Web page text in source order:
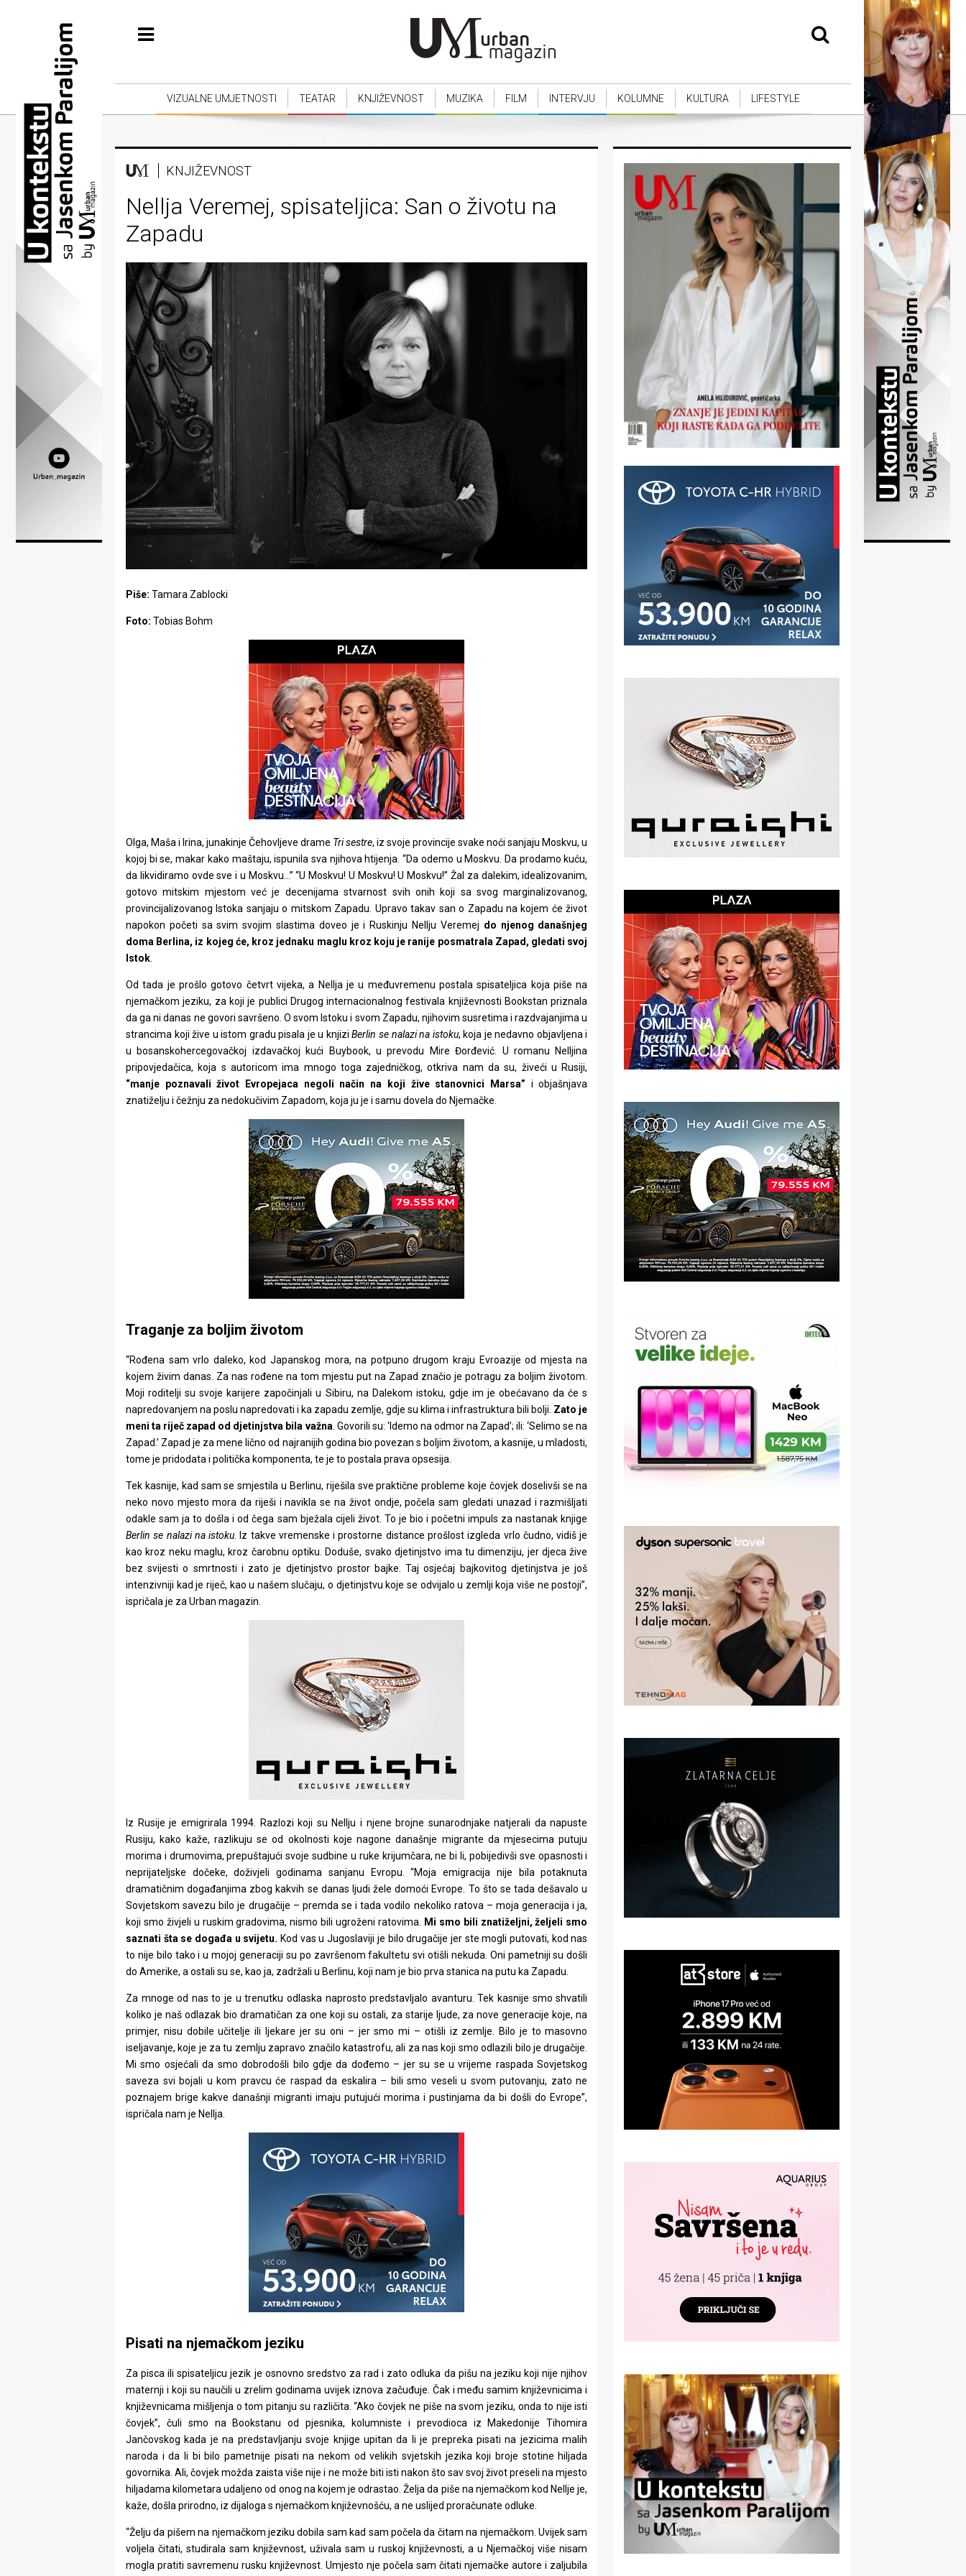
Vizualne
umjetnosti
Teatar
Književnost
Muzika
Film
Intervju
Kolumne
Lifestyle
Beauty
Zdravlje
stolom
u
VIZUALNE UMJETNOSTI TEATAR KNJIŽEVNOST MUZIKA FILM INTERVJU KOLUMNE KULTURA LIFESTYLE
KNJIŽEVNOST
Nellja Veremej, spisateljica: San o životu na
Zapadu
Piše: Tamara Zablocki
Foto: Tobias Bohm
Olga, Maša i Irina, junakinje Čehovljeve drame Tri sestre, iz svoje provincije svake noći sanjaju Moskvu, u
kojoj bi se, makar kako maštaju, ispunila sva njihova htijenja. “Da odemo u Moskvu. Da prodamo kuću,
da likvidiramo ovde sve i u Moskvu…” “U Moskvu! U Moskvu! U Moskvu!” Žal za dalekim, idealizovanim,
gotovo mitskim mjestom već je decenijama stvarnost svih onih koji sa svog marginalizovanog,
provincijalizovanog Istoka sanjaju o mitskom Zapadu. Upravo takav san o Zapadu na kojem će život
napokon početi sa svim svojim slastima doveo je i Ruskinju Nellju Veremej do njenog današnjeg
doma Berlina, iz kojeg će, kroz jednaku maglu kroz koju je ranije posmatrala Zapad, gledati svoj
Istok
Od tada je prošlo gotovo četvrt vijeka, a Nellja je u međuvremenu postala spisateljica koja piše na
njemačkom jeziku, za koji je publici Drugog internacionalnog festivala književnosti Bookstan priznala
da ga ni danas ne govori savršeno. O svom Istoku i svom Zapadu, njihovim susretima i razdvajanjima u
strancima koji žive u istom gradu pisala je u knjiziBerlin se nalazi na istoku, koja je nedavno objavljena i
u bosanskohercegovačkoj izdavačkoj kući Buybook, u prevodu Mire Đorđević. U romanu Nelljina
pripovjedačica, koja s autoricom ima mnogo toga zajedničkog, otkriva nam da su, živeći u Rusiji,
“manje poznavali život Evropejaca negoli način na koji žive stanovnici Marsa” i objašnjava
znatiželju i čežnju za nedokučivim Zapadom, koja ju je i samu dovela do Njemačke.
Traganje za boljim životom
“Rođena sam vrlo daleko, kod Japanskog mora, na potpuno drugom kraju Evroazije od mjesta na
kojem živim danas. Za nas rođene na tom mjestu put na Zapad značio je potragu za boljim životom.
Moji roditelji su svoje karijere započinjali u Sibiru, na Dalekom istoku, gdje im je obećavano da će s
napredovanjem na poslu napredovati i ka zapadu zemlje, gdje su klima i infrastruktura bili bolji. Zato je
meni ta riječ zapad od djetinjstva bila važna . Govorili su: ‘Idemo na odmor na Zapad’; ili: ‘Selimo se na
Zapad.’ Zapad je za mene lično od najranijih godina bio povezan s boljim životom, a kasnije, u mladosti,
tome je pridodata i politička komponenta, te je to postala prava opsesija.
Tek kasnije, kad sam se smjestila u Berlinu, riješila sve praktične probleme koje čovjek doselivši se na
neko novo mjesto mora da riješi i navikla se na život ondje, počela sam gledati unazad i razmišljati
odakle sam ja to došla i od čega sam bježala cijeli život. To je bio i početni impuls za nastanak knjige
Berlin se nalazi na istoku . Iz takve vremenske i prostorne distance prošlost izgleda vrlo čudno, vidiš je
kao kroz neku maglu, kroz čarobnu optiku. Doduše, svako djetinjstvo ima tu dimenziju, jer djeca žive
bez svijesti o smrtnosti i zato je djetinjstvo prostor bajke. Taj osjećaj bajkovitog djetinjstva je još
intenzivniji kad je riječ, kao u našem slučaju, o djetinjstvu koje se odvijalo u zemlji koja više ne postoji”,
ispričala je za Urban magazin.
Iz Rusije je emigrirala 1994. Razlozi koji su Nellju i njene brojne sunarodnjake natjerali da napuste
Rusiju, kako kaže, razlikuju se od okolnosti koje nagone današnje migrante da mjesecima putuju
morima i drumovima, prepuštajući svoje sudbine u ruke krijumčara, ne bi li, pobijedivši sve opasnosti i
neprijateljske dočeke, doživjeli godinama sanjanu Evropu. “Moja emigracija nije bila potaknuta
dramatičnim događanjima zbog kakvih se danas ljudi žele domoći Evrope. To što se tada dešavalo u
Sovjetskom savezu bilo je drugačije – premda se i tada vodilo nekoliko ratova – moja generacija i ja,
koji smo živjeli u ruskim gradovima, nismo bili ugroženi ratovima.
Mi smo bili znatiželjni, željeli smo
saznati šta se događa u svijetu. Kod vas u Jugoslaviji je bilo drugačije jer ste mogli putovati, kod nas
to nije bilo tako i u mojoj generaciji su po završenom fakultetu svi otišli nekuda. Oni pametniji su došli
do Amerike, a ostali su se, kao ja, zadržali u Berlinu, koji nam je bio prva stanica na putu ka Zapadu.
Za mnoge od nas to je u trenutku odlaska naprosto predstavljalo avanturu. Tek kasnije smo shvatili
koliko je naš odlazak bio dramatičan za one koji su ostali, za starije ljude, za nove generacije koje, na
primjer, nisu dobile učitelje ili ljekare jer su oni – jer smo mi – otišli iz zemlje. Bilo je to masovno
iseljavanje, koje je za tu zemlju zapravo značilo katastrofu, ali za nas koji smo odlazili bilo je drugačije.
Mi smo osjećali da smo dobrodošli bilo gdje da dođemo – jer su se u vrijeme raspada Sovjetskog
saveza svi bojali u kom pravcu će raspad da eskalira – bili smo veseli u svom putovanju, zato ne
poznajem brige kakve današnji migranti imaju putujući morima i pustinjama da bi došli do Evrope”,
ispričala nam je Nellja.
Pisati na njemačkom jeziku
Za pisca ili spisateljicu jezik je osnovno sredstvo za rad i zato odluka da pišu na jeziku koji nije njihov
maternji i koji su naučili u zrelim godinama uvijek iznova začuđuje. Čak i među samim književnicima i
književnicama mišljenja o tom pitanju su različita. “Ako čovjek ne piše na svom jeziku, onda to nije isti
čovjek”, čuli smo na Bookstanu od pjesnika, kolumniste i prevodioca iz Makedonije Tihomira
Jančovskog kada je na predstavljanju svoje knjige upitan da li je prepreka pisati na jezicima malih
naroda i da li bi bilo pametnije pisati na nekom od velikih svjetskih jezika koji broje stotine hiljada
govornika. Ali, čovjek možda zaista više nije i ne može biti isti nakon što sav svoj život preseli na mjesto
hiljadama kilometara udaljeno od onog na kojem je odrastao. Želja da piše na njemačkom kod Nellje je,
kaže, došla prirodno, iz dijaloga s njemačkom književnošću, a ne uslijed proračunate odluke.
“Želju da pišem na njemačkom jeziku dobila sam kad sam počela da čitam na njemačkom. Uvijek sam
voljela čitati, studirala sam književnost, uživala sam u ruskoj književnosti, a u Njemačkoj više nisam
mogla pratiti savremenu rusku književnost. Umjesto nje počela sam čitati njemačke autore i zaljubila